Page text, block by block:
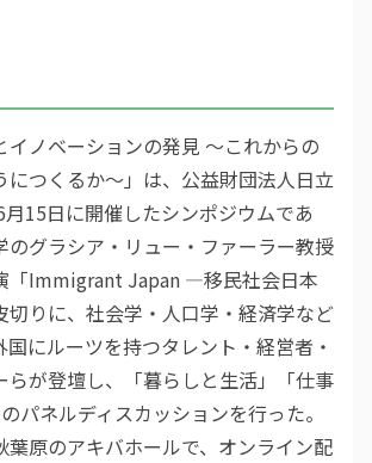
イノベーションの発見 〜これからの
につくるか〜」は、公益財団法人日立
15日に開催したシンポジウムであ
のグラシア・リュー・ファーラー教授
「Immigrant Japan ―移民社会日本
切りに、社会学・人口学・経済学など
国にルーツを持つタレント・経営者・
らが登壇し、「暮らしと生活」「仕事
パネルディスカッションを行った。
葉原のアキバホールで、オンライン配